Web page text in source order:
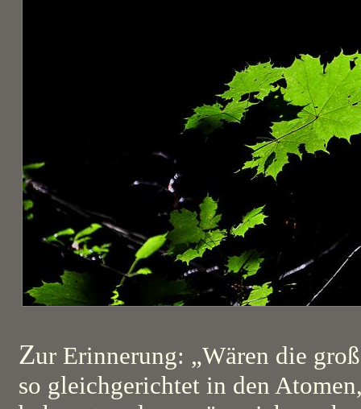
Zur Erinnerung: „Wären die
so gleichgerichtet in den